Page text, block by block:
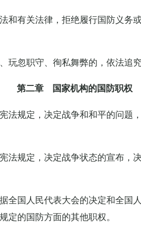
有关法律，拒绝履行国防义务
玩忽职守、徇私舞弊的，依法追究
第二章 国家机构的国防职权
规定，决定战争和和平的问题
法规定，决定战争状态的宣布，
国人民代表大会的决定和全国
定的国防方面的其他职权。